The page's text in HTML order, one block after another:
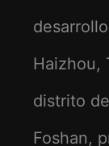
Haizhou,
distrito
Foshan,